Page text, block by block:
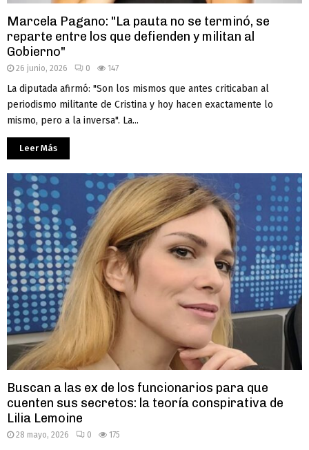
Marcela Pagano: "La pauta no se terminó, se
reparte entre los que defienden y militan al
Gobierno"
26 junio, 2026 0 147
La diputada afirmó: "Son los mismos que antes criticaban al
periodismo militante de Cristina y hoy hacen exactamente lo
mismo, pero a la inversa". La...
Leer Más
Buscan a las ex de los funcionarios para que
cuenten sus secretos: la teoría conspirativa de
Lilia Lemoine
28 mayo, 2026 0 175